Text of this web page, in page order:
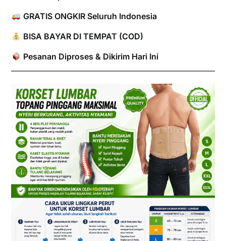
GRATIS ONGKIR Seluruh Indonesia
BISA BAYAR DI TEMPAT (COD)
Pesanan Diproses & Dikirim Hari Ini